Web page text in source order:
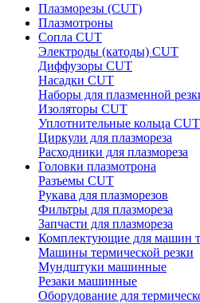
Плазморезы (CUT)
Плазмотроны
Сопла CUT
Электроды (катоды) CUT
Диффузоры CUT
Насадки CUT
Наборы для плазменной
Изоляторы CUT
Уплотнительные кольца CUT
Циркули для плазмореза
Расходники для плазмореза
Головки плазмотрона
Разъемы CUT
Рукава для плазморезов
Фильтры для плазмореза
Запчасти для плазмореза
Комплектующие для машин
Машины термической резки
Мундштуки машинные
Резаки машинные
Оборудование для